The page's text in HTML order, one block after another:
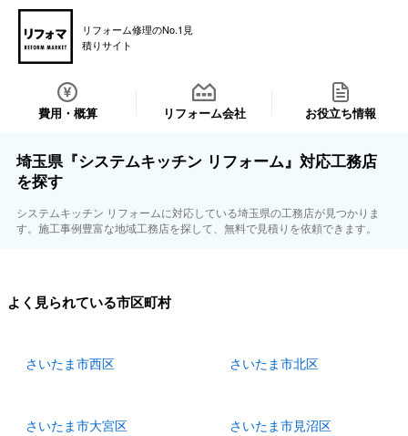
リフォーム修理のNo.1見
積りサイト
費用・概算 リフォーム会社 お役立ち情報
埼玉県『システムキッチン リフォーム』対応工務店
を探す
システムキッチン リフォームに対応している埼玉県の工務店が見つかりま
す。施工事例豊富な地域工務店を探して、無料で見積りを依頼できます。
よく見られている市区町村
さいたま市西区 さいたま市北区
さいたま市大宮区 さいたま市見沼区